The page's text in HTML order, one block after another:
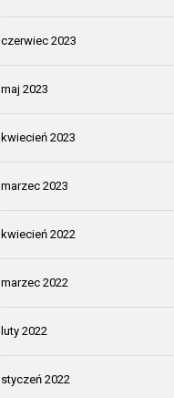
czerwiec 2023
maj 2023
kwiecień 2023
marzec 2023
kwiecień 2022
marzec 2022
luty 2022
styczeń 2022